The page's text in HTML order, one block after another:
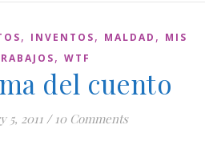
, INVENTOS, MALDAD , MIS
, WTF
del cuento
5, 2011 / 10 Comments